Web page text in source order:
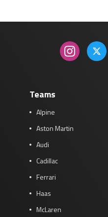
Teams
Alpine
Aston Martin
Audi
Cadillac
Ferrari
Haas
McLaren